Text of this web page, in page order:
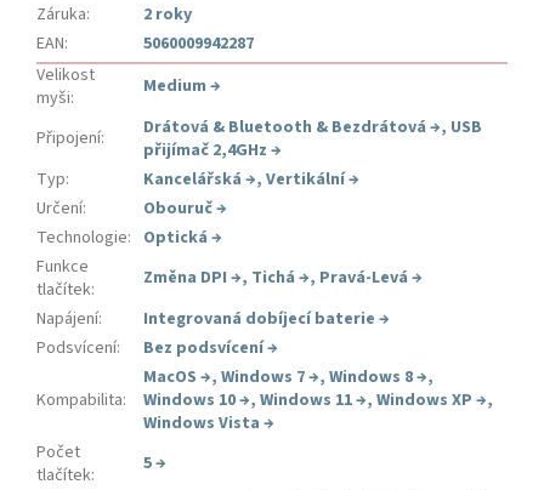
Záruka:
2 roky
EAN:
5060009942287
Velikost
myši: Medium →
Připojení: Drátová & Bluetooth & Bezdrátová →, USB
přijímač 2,4GHz →
Typ: Kancelářská →, Vertikální→
Určení: Obouruč→
Technologie: Optická →
Funkce
tlačítek: Změna DPI →, Tichá →, Pravá-Levá →
Napájení: Integrovaná dobíjecí baterie →
Podsvícení: Bez podsvícení→
Kompabilita:
MacOS →, Windows 7→, Windows 8→,
Windows 10→, Windows 11→, Windows XP →,
Windows Vista →
Počet
tlačítek: 5→